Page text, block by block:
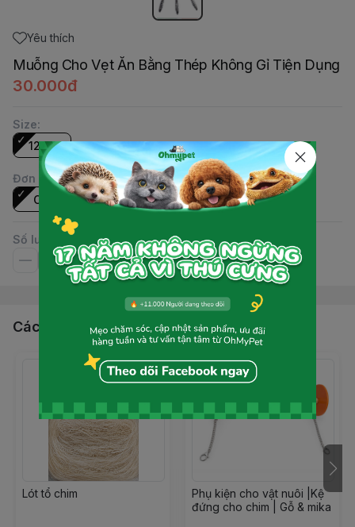
Yêu thích
Muỗng Cho Vẹt Ăn Bằng Thép Không Gỉ Tiện Dụng
30.000đ
Size:
12cm
Đơn vị:
Cái
Số lượng
Các sản phẩm, dịch vụ khác
Lót tổ chim
Phụ kiện cho vật nuôi |Kệ
đứng cho chim | Gỗ & mika